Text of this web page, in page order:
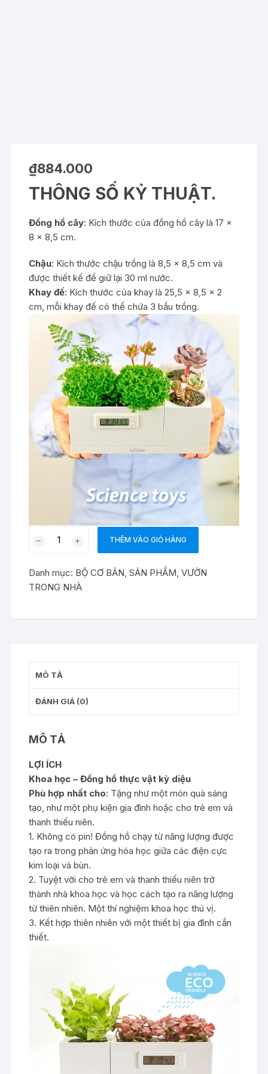
₫884.000
THÔNG SỐ KỶ THUẬT.
Đồng hồ cây: Kích thước của đồng hồ cây là 17 x
8 x 8,5 cm.
Chậu: Kích thước chậu trồng là 8,5 x 8,5 cm và
được thiết kế để giữ lại 30 ml nước.
Khay đế: Kích thước của khay là 25,5 x 8,5 x 2
cm, mỗi khay đế có thể chứa 3 bầu trồng.
số
lượng
THÊM VÀO GIỎ HÀNG
Danh mục: BỘ CƠ BẢN,SẢN PHẨM,VƯỜN
TRONG NHÀ
MÔ TẢ
ĐÁNH GIÁ (0)
MÔ TẢ
LỢI ÍCH
Khoa học – Đồng hồ thực vật kỳ diệu
Phù hợp nhất cho: Tặng như một món quà sáng
tạo, như một phụ kiện gia đình hoặc cho trẻ em và
thanh thiếu niên.
1. Không có pin! Đồng hồ chạy từ năng lượng được
tạo ra trong phản ứng hóa học giữa các điện cực
kim loại và bùn.
2. Tuyệt vời cho trẻ em và thanh thiếu niên trở
thành nhà khoa học và học cách tạo ra năng lượng
từ thiên nhiên. Một thí nghiệm khoa học thú vị.
3. Kết hợp thiên nhiên với một thiết bị gia đình cần
thiết.